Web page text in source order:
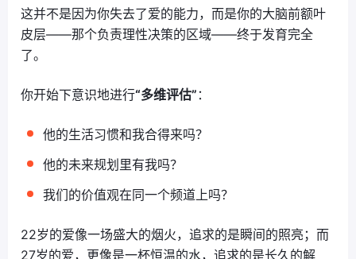
这并不是因为你失去了爱的能力，而是你的大脑前额叶
皮层——那个负责理性决策的区域——终于发育完全
了。
你开始下意识地进行“多维评估” ：
他的生活习惯和我合得来吗？
他的未来规划里有我吗？
我们的价值观在同一个频道上吗？
22岁的爱像一场盛大的烟火，追求的是瞬间的照亮；而
27岁的爱，更像是一杯恒温的水，追求的是长久的解